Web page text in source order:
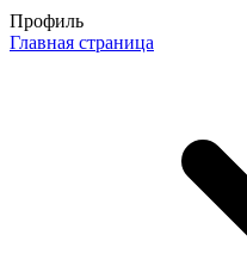
Профиль
Главная страница